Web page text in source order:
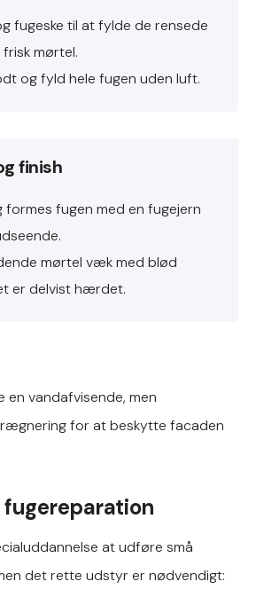
fugeske til at fylde de rensede
mørtel.
og fyld hele fugen uden luft.
finish
fugen med en fugejern
mørtel væk med blød
er delvist hærdet.
vandafvisende, men
for at beskytte facaden
at udføre små
det rette udstyr er nødvendigt: